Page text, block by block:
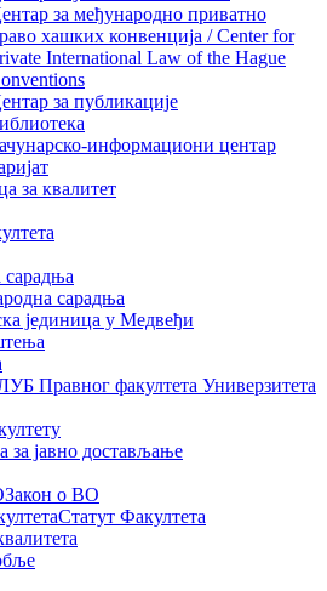
за међународно приватно
хашких конвенција / Center for
International Law of the Hague
за публикације
информациони центар
за квалитет
сарадња
јединица у Медвеђи
Правног факултета Универзитета
за јавно достављање
Закон о ВО
Статут Факултета